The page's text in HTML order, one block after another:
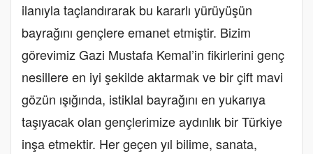
ilanıyla taçlandırarak bu kararlı yürüyüşün
bayrağını gençlere emanet etmiştir. Bizim
görevimiz Gazi Mustafa Kemal’in fikirlerini genç
nesillere en iyi şekilde aktarmak ve bir çift mavi
gözün ışığında, istiklal bayrağını en yukarıya
taşıyacak olan gençlerimize aydınlık bir Türkiye
inşa etmektir. Her geçen yıl bilime, sanata,